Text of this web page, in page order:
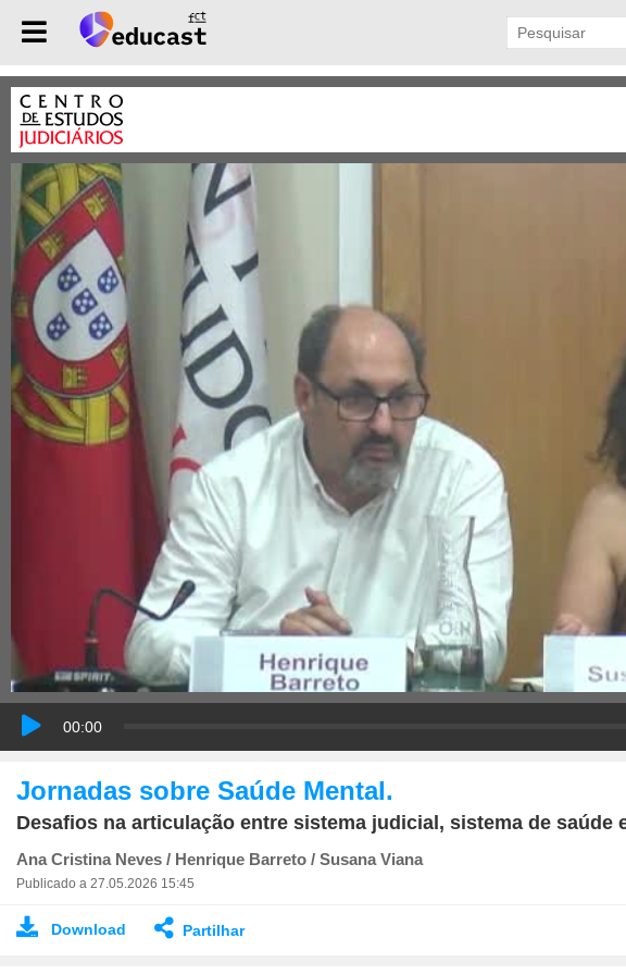
00:00
Jornadas sobre Saúde Mental.
Desafios na articulação entre sistema judicial, sistema de saúde
Ana Cristina Neves / Henrique Barreto / Susana Viana
Publicado a 27.05.2026 15:45
Download Partilhar